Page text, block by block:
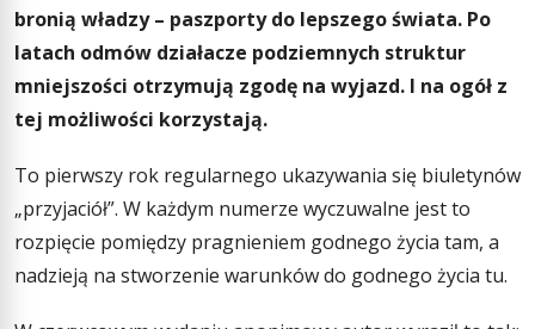
bronią władzy – paszporty do lepszego świata. Po
latach odmów działacze podziemnych struktur
mniejszości otrzymują zgodę na wyjazd. I na ogół z
tej możliwości korzystają.
To pierwszy rok regularnego ukazywania się biuletynów
„przyjaciół”. W każdym numerze wyczuwalne jest to
rozpięcie pomiędzy pragnieniem godnego życia tam, a
nadzieją na stworzenie warunków do godnego życia tu.